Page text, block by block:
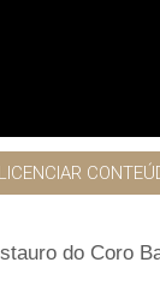
LICENCIAR
do Coro